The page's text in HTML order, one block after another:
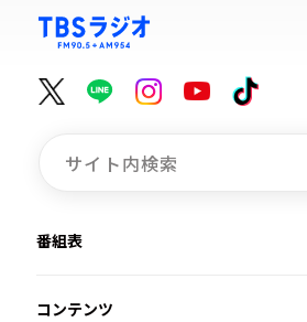
番組表
コンテンツ